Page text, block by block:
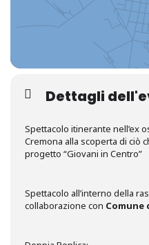
Dettagli
Spettacolo itinerante nell’ex
Cremona alla scoperta di ciò
progetto “Giovani in Centro”
Spettacolo all’interno della
collaborazione con Comune